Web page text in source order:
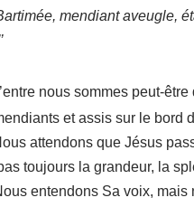
mendiant aveugle,
nous sommes peut-être
et assis sur le bord
attendons que Jésus
toujours la grandeur, la
entendons Sa voix, mais